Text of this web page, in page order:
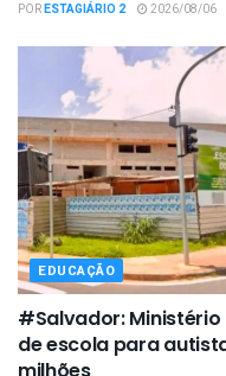
PORESTAGIÁRIO 2 2026/08/06
EDUCAÇÃO
#Salvador:
de escola para